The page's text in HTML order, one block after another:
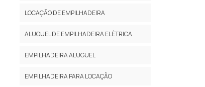
LOCAÇÃO DE EMPILHADEIRA
ALUGUEL DE EMPILHADEIRA ELÉTRICA
EMPILHADEIRA ALUGUEL
EMPILHADEIRA PARA LOCAÇÃO